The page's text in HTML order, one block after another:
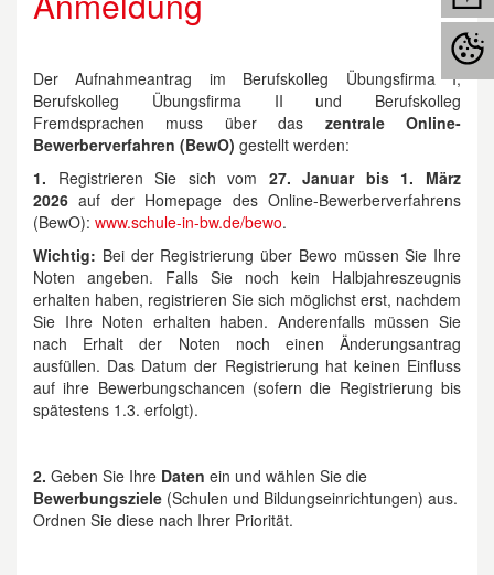
Der Aufnahmeantrag im Berufskolleg Übungsfirma I,
Berufskolleg Übungsfirma II und Berufskolleg
Fremdsprachen muss über das zentrale Online-
Bewerberverfahren (BewO) gestellt werden:
1. Registrieren Sie sich vom 27. Januar bis 1. März
2026 auf der Homepage des Online-Bewerberverfahrens
(BewO): www.schule-in-bw.de/bewo.
Wichtig: Bei der Registrierung über Bewo müssen Sie Ihre
Noten angeben. Falls Sie noch kein Halbjahreszeugnis
erhalten haben, registrieren Sie sich möglichst erst, nachdem
Sie Ihre Noten erhalten haben. Anderenfalls müssen Sie
nach Erhalt der Noten noch einen Änderungsantrag
ausfüllen. Das Datum der Registrierung hat keinen Einfluss
auf ihre Bewerbungschancen (sofern die Registrierung bis
spätestens 1.3. erfolgt).
2. Geben Sie Ihre Daten ein und wählen Sie die
Bewerbungsziele (Schulen und Bildungseinrichtungen) aus.
Ordnen Sie diese nach Ihrer Priorität.